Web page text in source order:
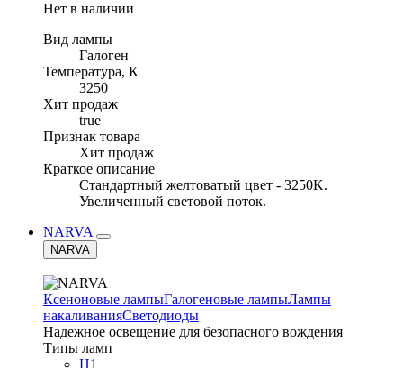
Нет в наличии
Вид лампы
Галоген
Температура, К
3250
Хит продаж
true
Признак товара
Хит продаж
Краткое описание
Стандартный желтоватый цвет - 3250K.
Увеличенный световой поток.
NARVA
NARVA
Ксеноновые лампыГалогеновые лампыЛампы
накаливанияСветодиоды
Надежное освещение для безопасного вождения
Типы ламп
H1